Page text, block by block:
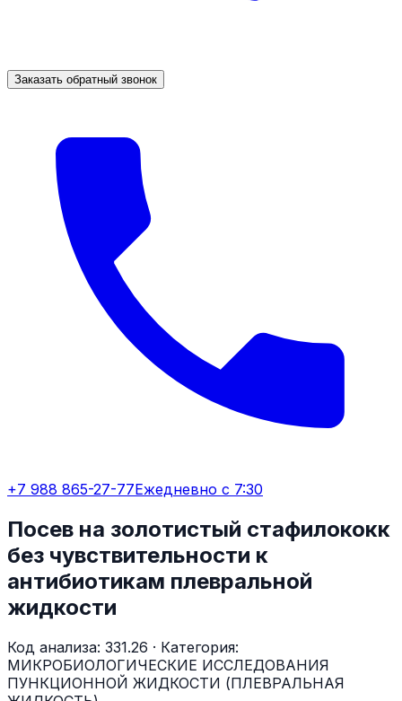
Заказать обратный звонок
+7 988 865-27-77Ежедневно с 7:30
Посев на золотистый стафилококк
без чувствительности к
антибиотикам плевральной
жидкости
Код анализа: 331.26 · Категория:
МИКРОБИОЛОГИЧЕСКИЕ ИССЛЕДОВАНИЯ
ПУНКЦИОННОЙ ЖИДКОСТИ (ПЛЕВРАЛЬНАЯ